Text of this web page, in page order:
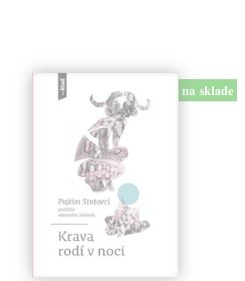
na sklade